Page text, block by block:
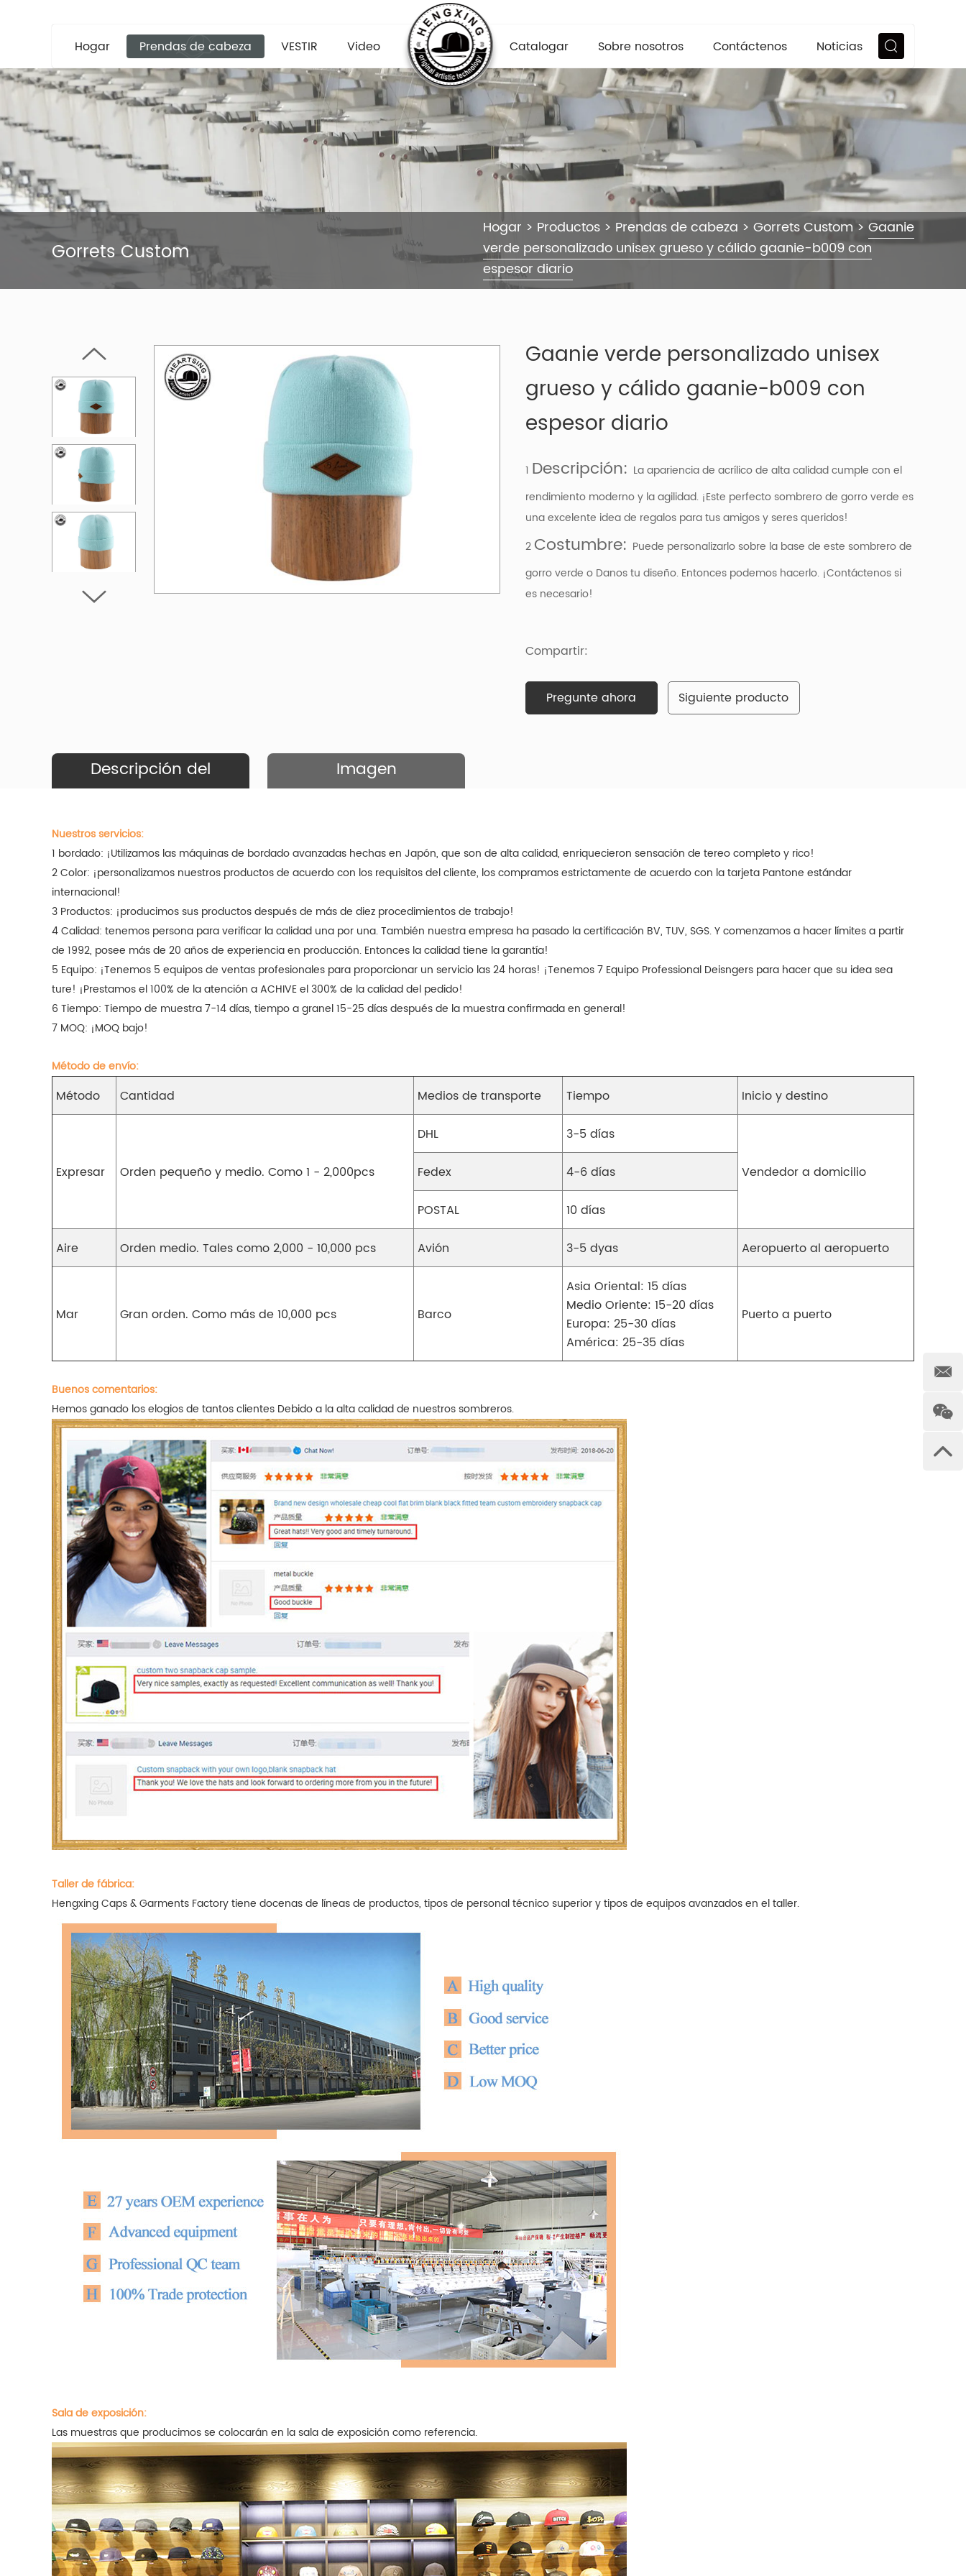
Hogar Prendas de cabeza VESTIR Video Catalogar Sobre nosotros Contáctenos Noticias
Gorrets Custom
Hogar > Productos > Prendas de cabeza > Gorrets Custom > Gaanie
verde personalizado unisex grueso y cálido gaanie-b009 con
espesor diario
Gaanie verde personalizado unisex
grueso y cálido gaanie-b009 con
espesor diario
1 Descripción: La apariencia de acrílico de alta calidad cumple con el
rendimiento moderno y la agilidad. ¡Este perfecto sombrero de gorro verde es
una excelente idea de regalos para tus amigos y seres queridos!
2 Costumbre: Puede personalizarlo sobre la base de este sombrero de
gorro verde o Danos tu diseño. Entonces podemos hacerlo. ¡Contáctenos si
es necesario!
Compartir:
Pregunte ahora Siguiente producto
Descripción del
Imagen
Nuestros servicios:
1 bordado: ¡Utilizamos las máquinas de bordado avanzadas hechas en Japón, que son de alta calidad, enriquecieron sensación de tereo completo y rico!
2 Color: ¡personalizamos nuestros productos de acuerdo con los requisitos del cliente, los compramos estrictamente de acuerdo con la tarjeta Pantone estándar
internacional!
3 Productos: ¡producimos sus productos después de más de diez procedimientos de trabajo!
4 Calidad: tenemos persona para verificar la calidad una por una. También nuestra empresa ha pasado la certificación BV, TUV, SGS. Y comenzamos a hacer límites a partir
de 1992, posee más de 20 años de experiencia en producción. Entonces la calidad tiene la garantía!
5 Equipo: ¡Tenemos 5 equipos de ventas profesionales para proporcionar un servicio las 24 horas! ¡Tenemos 7 Equipo Professional Deisngers para hacer que su idea sea
ture! ¡Prestamos el 100% de la atención a ACHIVE el 300% de la calidad del pedido!
6 Tiempo: Tiempo de muestra 7-14 días, tiempo a granel 15-25 días después de la muestra confirmada en general!
7 MOQ: ¡MOQ bajo!
Método de envío:
Método Cantidad Medios de transporte Tiempo Inicio y destino
Expresar Orden pequeño y medio. Como 1 - 2,000pcs
DHL 3-5 días
Vendedor a domicilio
Fedex 4-6 días
POSTAL 10 días
Aire Orden medio. Tales como 2,000 - 10,000 pcs Avión 3-5 dyas Aeropuerto al aeropuerto
Mar Gran orden. Como más de 10,000 pcs Barco
Asia Oriental: 15 días
Medio Oriente: 15-20 días
Europa: 25-30 días
América: 25-35 días
Puerto a puerto
Buenos comentarios:
Hemos ganado los elogios de tantos clientes Debido a la alta calidad de nuestros sombreros.
Taller de fábrica:
Hengxing Caps & Garments Factory tiene docenas de líneas de productos, tipos de personal técnico superior y tipos de equipos avanzados en el taller.
Sala de exposición:
Las muestras que producimos se colocarán en la sala de exposición como referencia.